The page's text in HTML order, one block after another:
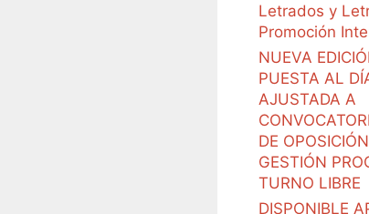
Letrados y
Promoción
NUEVA
PUESTA AL
AJUSTADA A
DE
GESTIÓN
TURNO LIBRE
DISPONIBLE